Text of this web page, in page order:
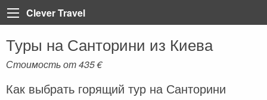
Back
Турция
Back
Алания
Египет
Back
Шарм-эль-Шейх
Back
Крит
Back
Коста Брава
Back
Рим
Back
Париж
Back
Back
Back
Вьетнам
Back
Все статьи
Египет
Back
Болгария
Греция
Back
Турция
Египет
Clever Travel
Туры на Санторини из Киева
Стоимость от435€
Как выбрать горящий тур на Санторини